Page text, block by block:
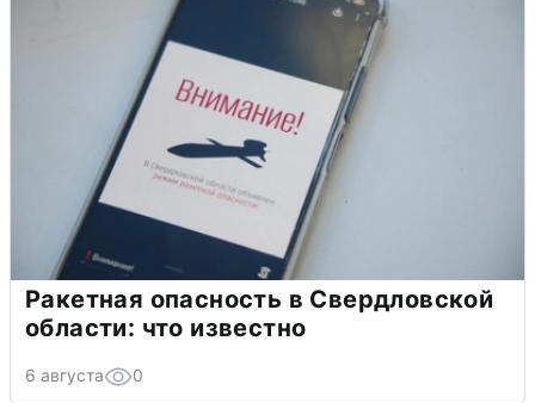
Ракетная опасность в Свердловской
области: что известно
6 августа 0